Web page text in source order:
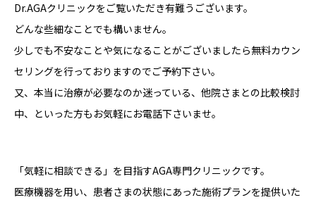
Dr.AGAクリニックをご覧いただき有難うございます。
どんな些細なことでも構いません。
少しでも不安なことや気になることがございましたら無料カウン
セリングを行っておりますのでご予約下さい。
又、本当に治療が必要なのか迷っている、他院さまとの比較検討
中、といった方もお気軽にお電話下さいませ。
「気軽に相談できる」を目指すAGA専門クリニックです。
医療機器を用い、患者さまの状態にあった施術プランを提供いた